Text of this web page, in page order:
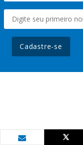
Cadastre-se